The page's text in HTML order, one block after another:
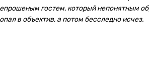
гостем, который непонятным
в объектив, а потом бесследно исчез.